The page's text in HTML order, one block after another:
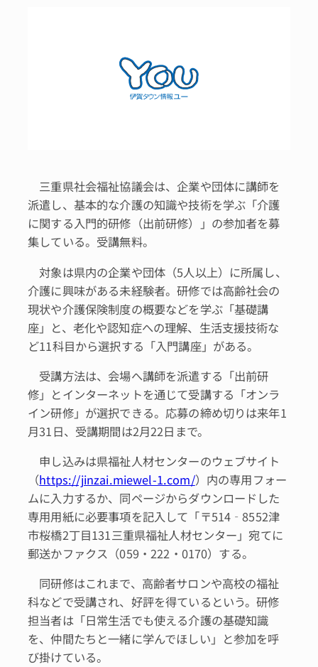
三重県社会福祉協議会は、企業や団体に講師を
派遣し、基本的な介護の知識や技術を学ぶ「介護
に関する入門的研修（出前研修）」の参加者を募
集している。受講無料。
対象は県内の企業や団体（5人以上）に所属し、
介護に興味がある未経験者。研修では高齢社会の
現状や介護保険制度の概要などを学ぶ「基礎講
座」と、老化や認知症への理解、生活支援技術な
ど11科目から選択する「入門講座」がある。
受講方法は、会場へ講師を派遣する「出前研
修」とインターネットを通じて受講する「オンラ
イン研修」が選択できる。応募の締め切りは来年1
月31日、受講期間は2月22日まで。
申し込みは県福祉人材センターのウェブサイト
（https://jinzai.miewel-1.com/）内の専用フォー
ムに入力するか、同ページからダウンロードした
専用用紙に必要事項を記入して「〒514‐8552津
市桜橋2丁目131三重県福祉人材センター」宛てに
郵送かファクス（059・222・0170）する。
同研修はこれまで、高齢者サロンや高校の福祉
科などで受講され、好評を得ているという。研修
担当者は「日常生活でも使える介護の基礎知識
を、仲間たちと一緒に学んでほしい」と参加を呼
び掛けている。